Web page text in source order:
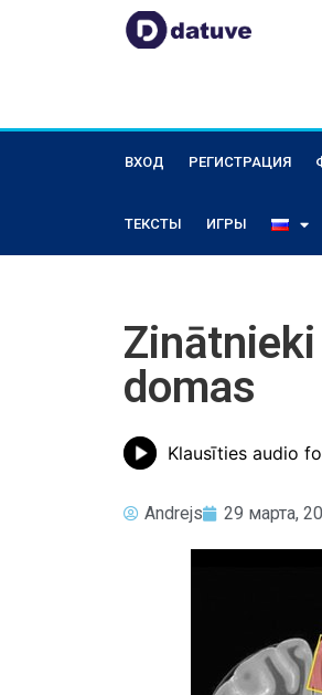
ВХОД РЕГИСТРАЦИЯ
ТЕКСТЫ ИГРЫ
domas
Klausīties audio
Andrejs 29 марта,